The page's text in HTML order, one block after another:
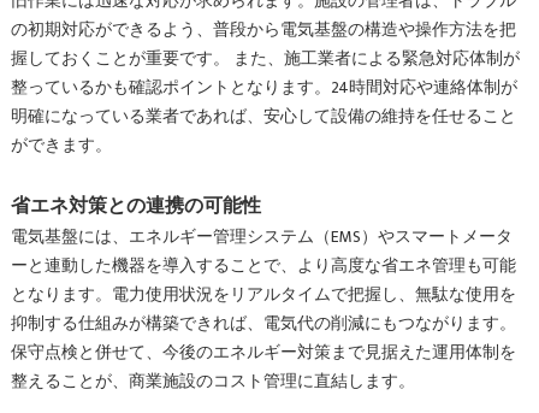
の初期対応ができるよう、普段から電気基盤の構造や操作方法を把
握しておくことが重要です。 また、施工業者による緊急対応体制が
整っているかも確認ポイントとなります。24時間対応や連絡体制が
明確になっている業者であれば、安心して設備の維持を任せること
ができます。
省エネ対策との連携の可能性
電気基盤には、エネルギー管理システム（EMS）やスマートメータ
ーと連動した機器を導入することで、より高度な省エネ管理も可能
となります。電力使用状況をリアルタイムで把握し、無駄な使用を
抑制する仕組みが構築できれば、電気代の削減にもつながります。
保守点検と併せて、今後のエネルギー対策まで見据えた運用体制を
整えることが、商業施設のコスト管理に直結します。